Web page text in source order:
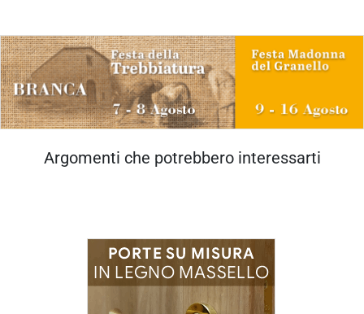
Argomenti che potrebbero interessarti